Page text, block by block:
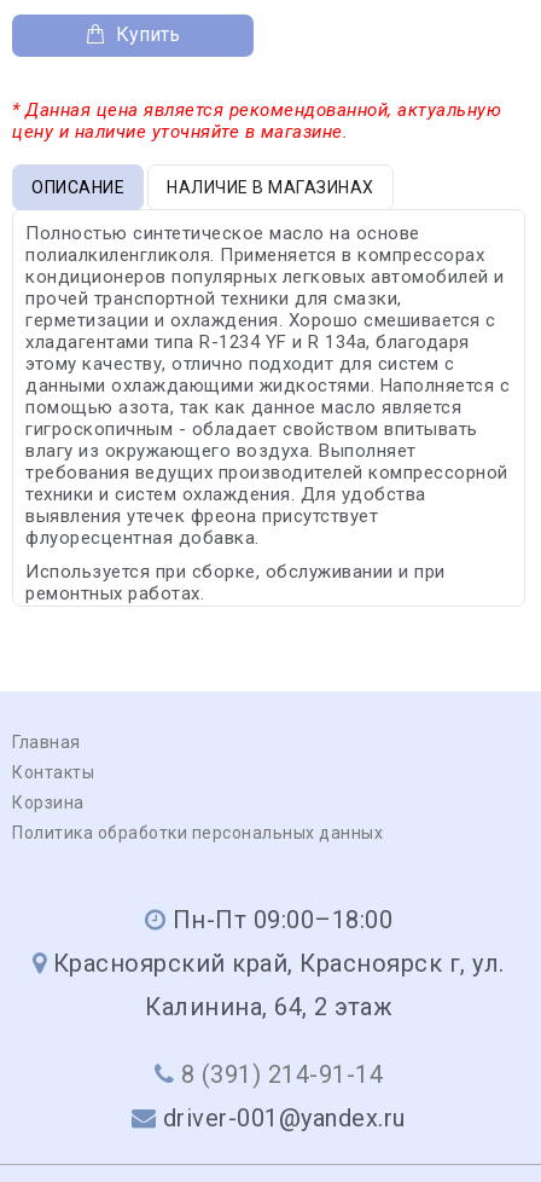
Купить
* Данная цена является рекомендованной, актуальную
цену и наличие уточняйте в магазине.
ОПИСАНИЕ НАЛИЧИЕ В МАГАЗИНАХ
Полностью синтетическое масло на основе
полиалкиленгликоля. Применяется в компрессорах
кондиционеров популярных легковых автомобилей и
прочей транспортной техники для смазки,
герметизации и охлаждения. Хорошо смешивается с
хладагентами типа R-1234 YF и R 134a, благодаря
этому качеству, отлично подходит для систем с
данными охлаждающими жидкостями. Наполняется с
помощью азота, так как данное масло является
гигроскопичным - обладает свойством впитывать
влагу из окружающего воздуха. Выполняет
требования ведущих производителей компрессорной
техники и систем охлаждения. Для удобства
выявления утечек фреона присутствует
флуоресцентная добавка.
Используется при сборке, обслуживании и при
ремонтных работах.
Главная
Контакты
Корзина
Политика обработки персональных данных
Пн-Пт 09:00–18:00
Красноярский край, Красноярск г, ул.
Калинина, 64, 2 этаж
8 (391) 214-91-14
driver-001@yandex.ru